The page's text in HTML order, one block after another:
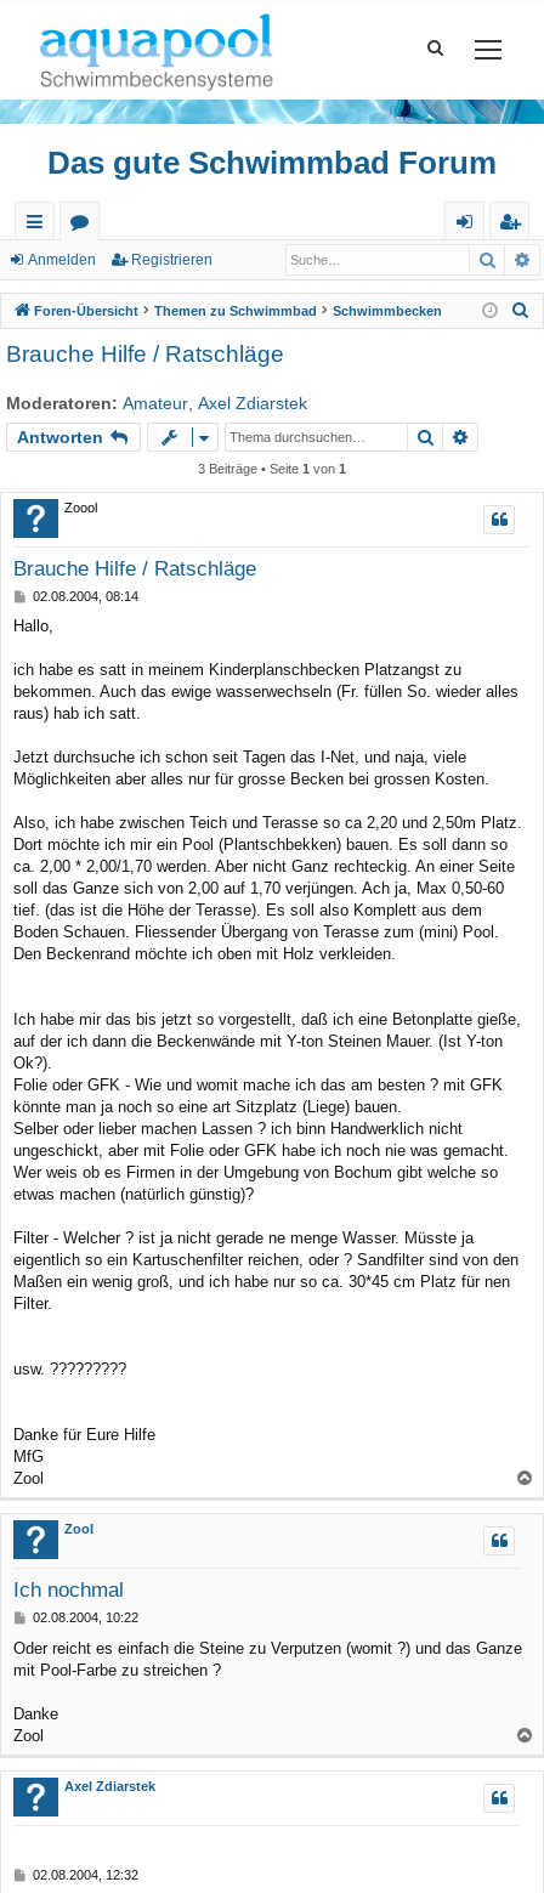
Das gute Schwimmbad Forum
ch
ne
llz
riff
or
en m
el
eg
ist
rie
Anmelden Registrieren
Foren-Übersicht Themen zu Schwimmbad Schwimmbecken
Brauche Hilfe / Ratschläge
Moderatoren: Amateur Axel Zdiarstek
Antworten
Suche
3 Beiträge • Seite 1 von 1
Zoool
Brauche Hilfe / Ratschläge
B
i
r
a
02.08.2004, 08:14
Hallo,
ich habe es satt in meinem Kinderplanschbecken Platzangst zu
bekommen. Auch das ewige wasserwechseln (Fr. füllen So. wieder alles
raus) hab ich satt.
Jetzt durchsuche ich schon seit Tagen das I-Net, und naja, viele
Möglichkeiten aber alles nur für grosse Becken bei grossen Kosten.
Also, ich habe zwischen Teich und Terasse so ca 2,20 und 2,50m Platz.
Dort möchte ich mir ein Pool (Plantschbekken) bauen. Es soll dann so
ca. 2,00 * 2,00/1,70 werden. Aber nicht Ganz rechteckig. An einer Seite
soll das Ganze sich von 2,00 auf 1,70 verjüngen. Ach ja, Max 0,50-60
tief. (das ist die Höhe der Terasse). Es soll also Komplett aus dem
Boden Schauen. Fliessender Übergang von Terasse zum (mini) Pool.
Den Beckenrand möchte ich oben mit Holz verkleiden.
Ich habe mir das bis jetzt so vorgestellt, daß ich eine Betonplatte gieße,
auf der ich dann die Beckenwände mit Y-ton Steinen Mauer. (Ist Y-ton
Ok?).
Folie oder GFK - Wie und womit mache ich das am besten ? mit GFK
könnte man ja noch so eine art Sitzplatz (Liege) bauen.
Selber oder lieber machen Lassen ? ich binn Handwerklich nicht
ungeschickt, aber mit Folie oder GFK habe ich noch nie was gemacht.
Wer weis ob es Firmen in der Umgebung von Bochum gibt welche so
etwas machen (natürlich günstig)?
Filter - Welcher ? ist ja nicht gerade ne menge Wasser. Müsste ja
eigentlich so ein Kartuschenfilter reichen, oder ? Sandfilter sind von den
Maßen ein wenig groß, und ich habe nur so ca. 30*45 cm Platz für nen
Filter.
usw. ?????????
Danke für Eure Hilfe
MfG
Zool
a
Zool
Ich nochmal
B
i
t
02.08.2004, 10:22
Oder reicht es einfach die Steine zu Verputzen (womit ?) und das Ganze
mit Pool-Farbe zu streichen ?
Danke
Zool
a
Axel Zdiarstek
B02.08.2004, 12:32